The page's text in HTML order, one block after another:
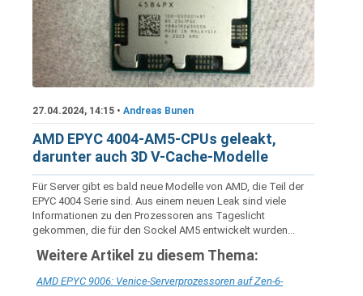
27.04.2024, 14:15 • Andreas Bunen
AMD EPYC 4004-AM5-CPUs geleakt,
darunter auch 3D V-Cache-Modelle
Für Server gibt es bald neue Modelle von AMD, die Teil der
EPYC 4004 Serie sind. Aus einem neuen Leak sind viele
Informationen zu den Prozessoren ans Tageslicht
gekommen, die für den Sockel AM5 entwickelt wurden...
Weitere Artikel zu diesem Thema:
AMD EPYC 9006: Venice-Serverprozessoren auf Zen-6-